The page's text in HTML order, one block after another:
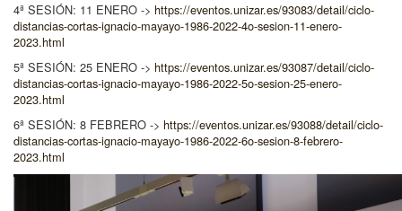
4ª SESIÓN: 11 ENERO -> https://eventos.unizar.es/93083/detail/ciclo-
distancias-cortas-ignacio-mayayo-1986-2022-4o-sesion-11-enero-
2023.html
5ª SESIÓN: 25 ENERO -> https://eventos.unizar.es/93087/detail/ciclo-
distancias-cortas-ignacio-mayayo-1986-2022-5o-sesion-25-enero-
2023.html
6ª SESIÓN: 8 FEBRERO -> https://eventos.unizar.es/93088/detail/ciclo-
distancias-cortas-ignacio-mayayo-1986-2022-6o-sesion-8-febrero-
2023.html